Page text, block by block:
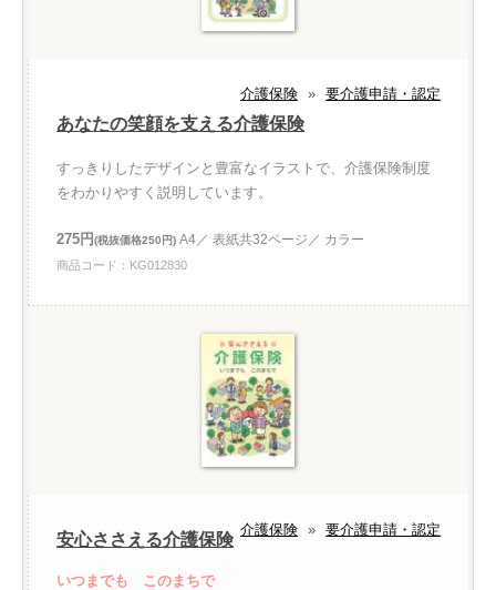
介護保険 » 要介護申請・認定
あなたの笑顔を支える介護保険
すっきりしたデザインと豊富なイラストで、介護保険制度
をわかりやすく説明しています。
275円(税抜価格250円) A4／ 表紙共32ページ／ カラー
商品コード：KG012830
介護保険 » 要介護申請・認定
安心ささえる介護保険
いつまでも このまちで